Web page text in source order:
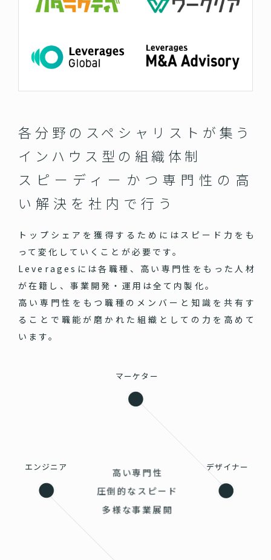
マーケター
デザイナー
エンジニア
高い専門性
圧倒的なスピード
多様な事業展開
各分野のスペシャリストが集う
インハウス型の組織体制
スピーディーかつ専門性の高
い 解決を社内で行う
トップシェアを獲得するためにはスピード力をも
って変化していくことが必要です。
Leveragesには各職種、高い専門性をもった人材
が在籍し、事業開発・運用は全て内製化。
高い専門性をもつ職種のメンバーと知識を共有す
ることで職能が磨かれた組織としての力を高めて
います。